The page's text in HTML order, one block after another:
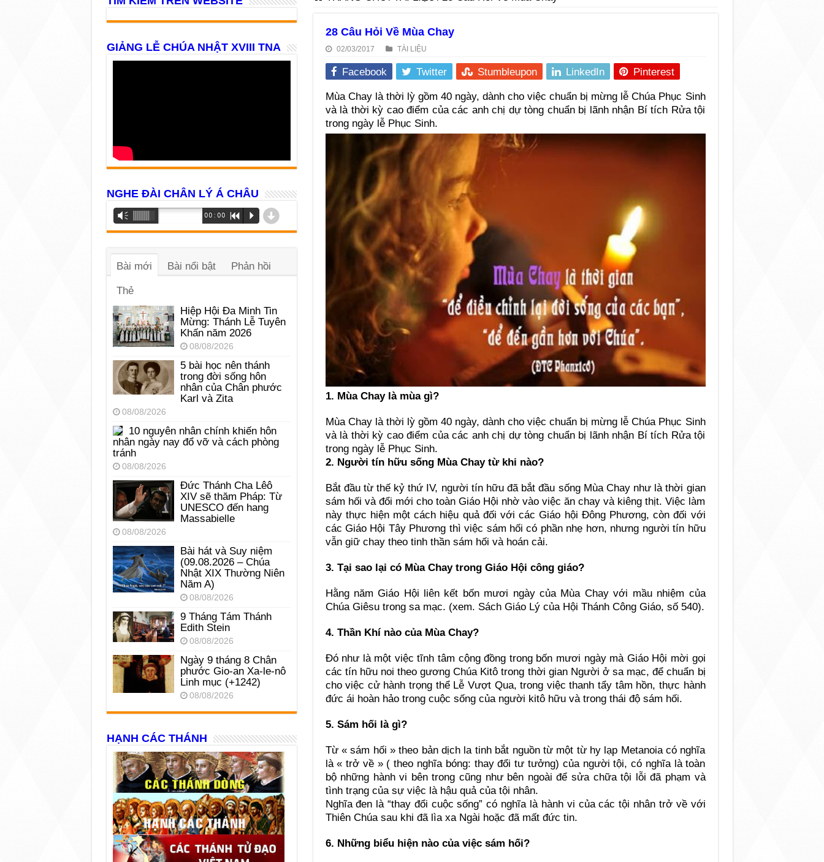
28 Câu Hỏi Về Mùa Chay
02/03/2017 TÀI LIỆU
Facebook Twitter Stumbleupon LinkedIn Pinterest
Mùa Chay là thời lỳ gồm 40 ngày, dành cho việc chuẩn bị mừng lễ Chúa Phục Sinh
và là thời kỳ cao điểm của các anh chị dự tòng chuẩn bị lãnh nhận Bí tích Rửa tội
trong ngày lễ Phục Sinh.
1. Mùa Chay là mùa gì?
Mùa Chay là thời lỳ gồm 40 ngày, dành cho việc chuẩn bị mừng lễ Chúa Phục Sinh
và là thời kỳ cao điểm của các anh chị dự tòng chuẩn bị lãnh nhận Bí tích Rửa tội
trong ngày lễ Phục Sinh.
2. Người tín hữu sống Mùa Chay từ khi nào?
Bắt đầu từ thế kỷ thứ IV, người tín hữu đã bắt đầu sống Mùa Chay như là thời gian
sám hối và đổi mới cho toàn Giáo Hội nhờ vào việc ăn chay và kiêng thịt. Việc làm
này thực hiện một cách hiệu quả đối với các Giáo hội Đông Phương, còn đối với
các Giáo Hội Tây Phương thì việc sám hối có phần nhẹ hơn, nhưng người tín hữu
vẫn giữ chay theo tinh thần sám hối và hoán cải.
3. Tại sao lại có Mùa Chay trong Giáo Hội công giáo?
Hằng năm Giáo Hội liên kết bốn mươi ngày của Mùa Chay với mầu nhiệm của
Chúa Giêsu trong sa mạc. (xem. Sách Giáo Lý của Hội Thánh Công Giáo, số 540).
4. Thần Khí nào của Mùa Chay?
Đó như là một việc tĩnh tâm cộng đồng trong bốn mươi ngày mà Giáo Hội mời gọi
các tín hữu noi theo gương Chúa Kitô trong thời gian Người ở sa mạc, để chuẩn bị
cho việc cử hành trọng thể Lễ Vượt Qua, trong việc thanh tẩy tâm hồn, thực hành
đức ái hoàn hảo trong cuộc sống của người kitô hữu và trong thái độ sám hối.
5. Sám hối là gì?
Từ « sám hối » theo bản dịch la tinh bắt nguồn từ một từ hy lạp Metanoia có nghĩa
là « trở về » ( theo nghĩa bóng: thay đổi tư tưởng) của người tội, có nghĩa là toàn
bộ những hành vi bên trong cũng như bên ngoài để sửa chữa tội lỗi đã phạm và
tình trạng của sự việc là hậu quả của tội nhân.
Nghĩa đen là “thay đổi cuộc sống” có nghĩa là hành vi của các tội nhân trở về với
Thiên Chúa sau khi đã lìa xa Ngài hoặc đã mất đức tin.
6. Những biểu hiện nào của việc sám hối?
GIẢNG LỄ CHÚA NHẬT XVIII TNA
NGHE ĐÀI CHÂN LÝ Á CHÂU
Trình
phát
âm
Vm 00:00 R P d
Bài mới Bài nổi bật Phản hồi
Thẻ
Hiệp Hội Đa Minh Tin
Mừng: Thánh Lễ Tuyên
Khấn năm 2026
08/08/2026
5 bài học nên thánh
trong đời sống hôn
nhân của Chân phước
Karl và Zita
08/08/2026
10 nguyên nhân chính khiến hôn
nhân ngày nay đổ vỡ và cách phòng
tránh
08/08/2026
Đức Thánh Cha Lêô
XIV sẽ thăm Pháp: Từ
UNESCO đến hang
Massabielle
08/08/2026
Bài hát và Suy niệm
(09.08.2026 – Chúa
Nhật XIX Thường Niên
Năm A)
08/08/2026
9 Tháng Tám Thánh
Edith Stein
08/08/2026
Ngày 9 tháng 8 Chân
phước Gio-an Xa-le-nô
Linh mục (+1242)
08/08/2026
HẠNH CÁC THÁNH